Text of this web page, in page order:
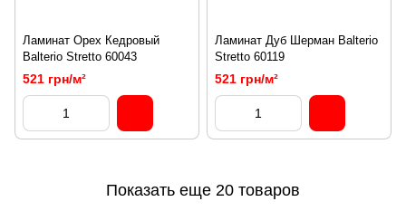
Ламинат Орех Кедровый
Balterio Stretto 60043
521 грн/м²
Ламинат Дуб Шерман Balterio
Stretto 60119
521 грн/м²
Показать еще 20 товаров